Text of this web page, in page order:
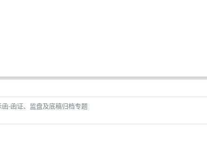
-函证、监盘及底稿归档专题